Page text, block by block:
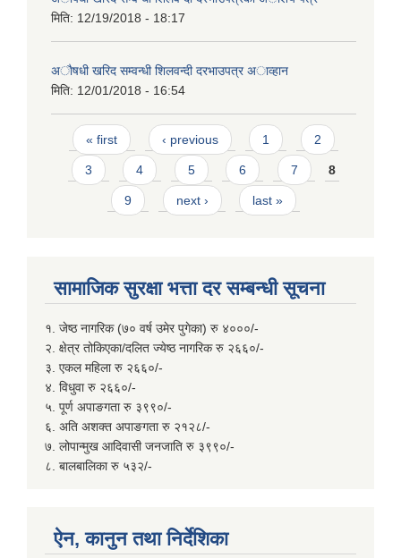
मिति: 12/19/2018 - 18:17
अाैषधी खरिद सम्वन्धी शिलवन्दी दरभाउपत्र अाव्हान
मिति: 12/01/2018 - 16:54
Pages
« first ‹ previous 1 2
3 4 5 6 7 8
9 next › last »
सामाजिक सुरक्षा भत्ता दर सम्बन्धी सूचना
१. जेष्ठ नागरिक (७० वर्ष उमेर पुगेका) रु ४०००/-
२. क्षेत्र तोकिएका/दलित ज्येष्ठ नागरिक रु २६६०/-
३. एकल महिला रु २६६०/-
४. विधुवा रु २६६०/-
५. पूर्ण अपाङगता रु ३९९०/-
६. अति अशक्त अपाङगता रु २१२८/-
७. लोपान्मुख आदिवासी जनजाति रु ३९९०/-
८. बालबालिका रु ५३२/-
ऐन, कानुन तथा निर्देशिका